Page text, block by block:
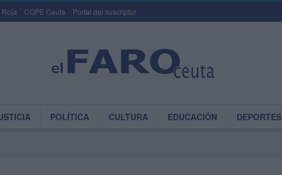
Roja COPE Ceuta Portal del suscriptor
POLÍTICA CULTURA EDUCACIÓN DEPORTES